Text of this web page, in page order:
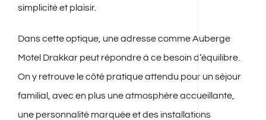
simplicité et plaisir.
Dans cette optique, une adresse comme Auberge
Motel Drakkar peut répondre à ce besoin d’équilibre.
On y retrouve le côté pratique attendu pour un séjour
familial, avec en plus une atmosphère accueillante,
une personnalité marquée et des installations